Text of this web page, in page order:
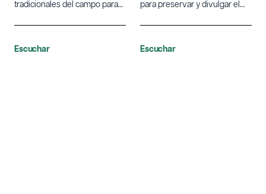
tradicionales del campo para
para preservar y divulgar el
campanas.
Escuchar Escuchar